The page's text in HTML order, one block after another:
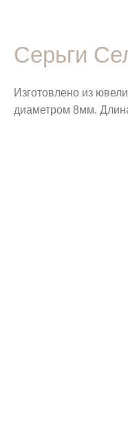
Серьги
Изготовлено из
диаметром 8мм.